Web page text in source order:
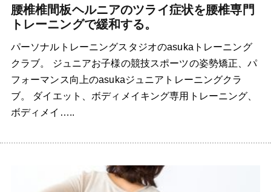
腰椎椎間板ヘルニアのツライ症状を腰椎専門
トレーニングで緩和する。
パーソナルトレーニングスタジオのasukaトレーニング
クラブ。 ジュニアお子様の競技スポーツの姿勢矯正、パ
フォーマンス向上のasukaジュニアトレーニングクラ
ブ。 ダイエット、ボディメイキング専用トレーニング、
ボディメイ…..